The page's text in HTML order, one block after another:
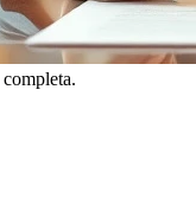
completa.